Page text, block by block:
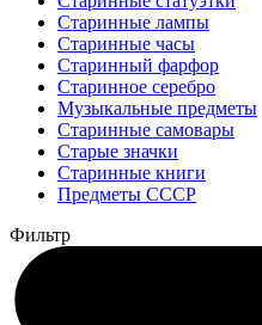
Старинные лампы
Старинные часы
Старинный фарфор
Старинное серебро
Музыкальные предметы
Старинные самовары
Старые значки
Старинные книги
Предметы СССР
Фильтр